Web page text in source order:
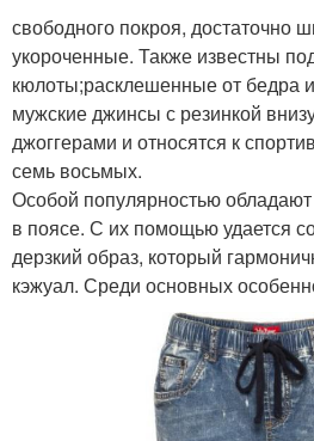
свободного покроя, достаточно
укороченные. Также известны
кюлоты;расклешенные от бедра
мужские джинсы с резинкой
джоггерами и относятся к
семь восьмых.
Особой популярностью
в поясе. С их помощью удается
дерзкий образ, который
кэжуал. Среди основных